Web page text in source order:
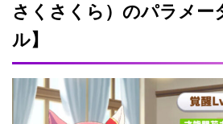
さくさくら）のパラメー
ル】